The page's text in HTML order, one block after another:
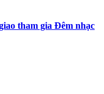
tham gia Đêm nhạc